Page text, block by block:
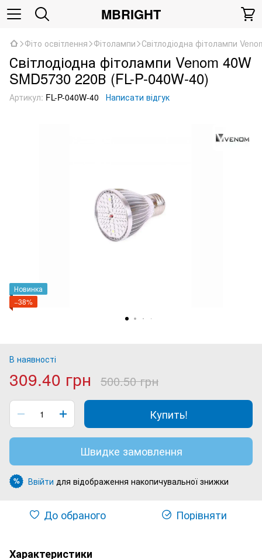
MBRIGHT
Фіто освітлення Фітолампи Світлодіодна фітолампи
Світлодіодна фітолампи Venom 40W
SMD5730 220В (FL-P-040W-40)
Артикул: FL-P-040W-40 Написати відгук
Новинка
−38%
В наявності
309.40 грн 500.50 грн
Купить!
Швидке замовлення
% Ввійти для відображення накопичувальної знижки
До обраного Порівняти
Характеристики